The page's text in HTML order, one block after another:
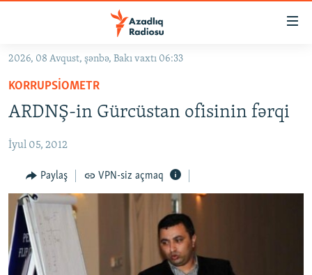
Əsas
qayıt
Əsas
naviqasiyaya
qayıt
GÜNDƏM
KORRUPSIOMETR
#ƏSLINDƏ
FƏRQƏ BAX
QANUNI DOĞRU
ARAŞDIRMA
MULTIMEDIA
2026, 08 Avqust, şənbə, Bakı vaxtı 06:33
KORRUPSIOMETR
ARDNŞ-in Gürcüstan ofisinin fərqi
İyul 05, 2012
Paylaş VPN-siz açmaq